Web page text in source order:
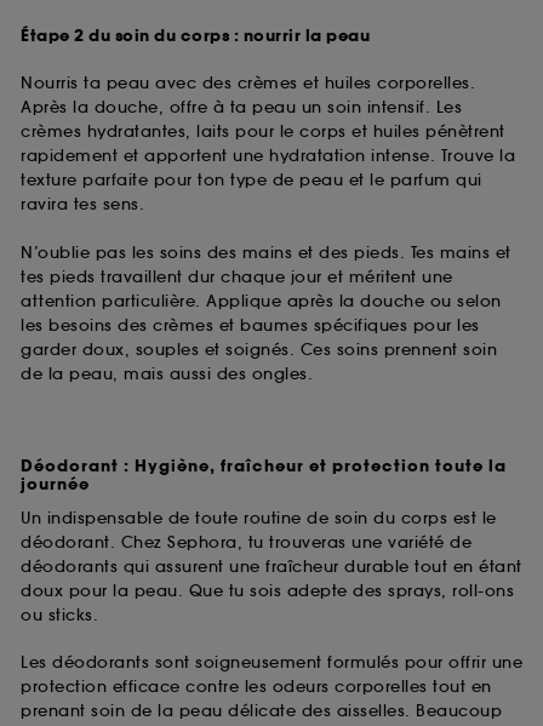
Étape 2 du soin du corps : nourrir la peau
Nourris ta peau avec des crèmes et huiles corporelles.
Après la douche, offre à ta peau un soin intensif. Les
crèmes hydratantes, laits pour le corps et huiles pénètrent
rapidement et apportent une hydratation intense. Trouve la
texture parfaite pour ton type de peau et le parfum qui
ravira tes sens.
N’oublie pas les soins des mains et des pieds. Tes mains et
tes pieds travaillent dur chaque jour et méritent une
attention particulière. Applique après la douche ou selon
les besoins des crèmes et baumes spécifiques pour les
garder doux, souples et soignés. Ces soins prennent soin
de la peau, mais aussi des ongles.
Déodorant : Hygiène, fraîcheur et protection toute la
journée
Un indispensable de toute routine de soin du corps est le
déodorant. Chez Sephora, tu trouveras une variété de
déodorants qui assurent une fraîcheur durable tout en étant
doux pour la peau. Que tu sois adepte des sprays, roll-ons
ou sticks.
Les déodorants sont soigneusement formulés pour offrir une
protection efficace contre les odeurs corporelles tout en
prenant soin de la peau délicate des aisselles. Beaucoup